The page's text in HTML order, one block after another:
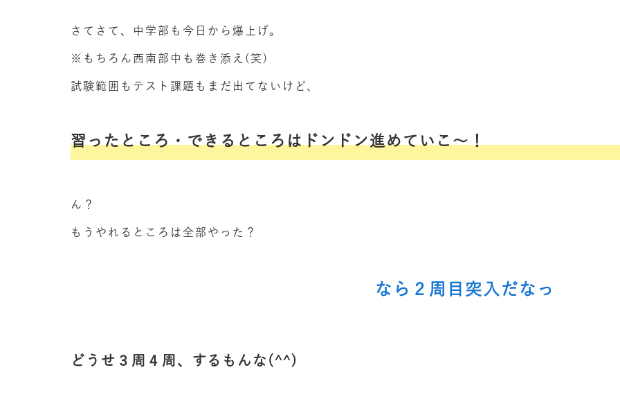
さてさて、中学部も今日から爆上げ。
※もちろん西南部中も巻き添え(笑)
試験範囲もテスト課題もまだ出てないけど、
習ったところ・できるところはドンドン進めていこ～！
ん？
もうやれるところは全部やった？
なら２周目突入だなっ
どうせ３周４周、するもんな(^^)